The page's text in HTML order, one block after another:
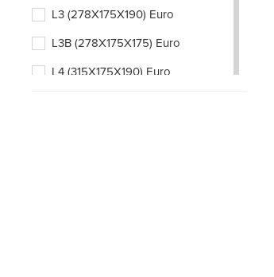
L3 (278X175X190) Euro
L3B (278X175X175) Euro
L4 (315X175X190) Euro